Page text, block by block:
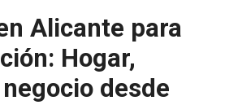
Alicante para
Hogar,
desde